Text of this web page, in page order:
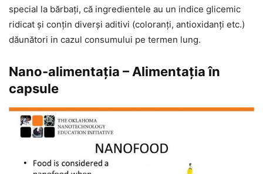
special la bărbaţi, că ingredientele au un indice glicemic
ridicat şi conţin diverşi aditivi (coloranţi, antioxidanţi etc.)
dăunători in cazul consumului pe termen lung.
Nano-alimentaţia – Alimentaţia în
capsule